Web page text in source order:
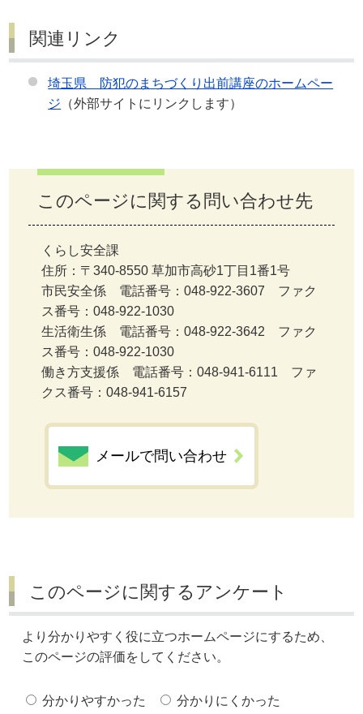
関連リンク
埼玉県 防犯のまちづくり出前講座のホームペー
ジ （外部サイトにリンクします）
このページに関する問い合わせ先
くらし安全課
住所：〒340-8550 草加市高砂1丁目1番1号
市民安全係 電話番号：048-922-3607 ファク
ス番号：048-922-1030
生活衛生係 電話番号：048-922-3642 ファク
ス番号：048-922-1030
働き方支援係 電話番号：048-941-6111 ファ
クス番号：048-941-6157
メールで問い合わせ
このページに関するアンケート
より分かりやすく役に立つホームページにするため、
このページの評価をしてください。
分かりやすかった 分かりにくかった